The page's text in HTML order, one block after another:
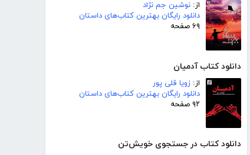
از: نوشین جم نژاد
دانلود رایگان بهترین کتاب‌های داستان
۶۹ صفحه
دانلود کتاب آدمیان
از: زویا قلی پور
دانلود رایگان بهترین کتاب‌های داستان
۹۲ صفحه
دانلود کتاب در جستجوی خویش‌تن